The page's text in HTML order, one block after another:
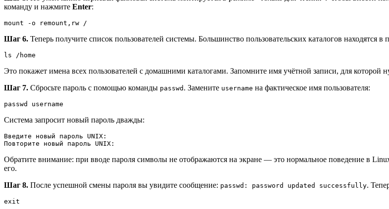
команду и нажмите Enter:
mount -o remount,rw /
Шаг 6. Теперь получите список пользователей системы. Большинство пользовательских каталогов находятся в
ls /home
Это покажет имена всех пользователей с домашними каталогами. Запомните имя учётной записи, для которой
Шаг 7. Сбросьте пароль с помощью команды passwd . Замените username на фактическое имя пользователя:
passwd username
Система запросит новый пароль дважды:
Введите новый пароль UNIX:
Повторите новый пароль UNIX:
Обратите внимание: при вводе пароля символы не отображаются на экране — это нормальное поведение в
его.
Шаг 8. После успешной смены пароля вы увидите сообщение: passwd: password updated successfully.
exit